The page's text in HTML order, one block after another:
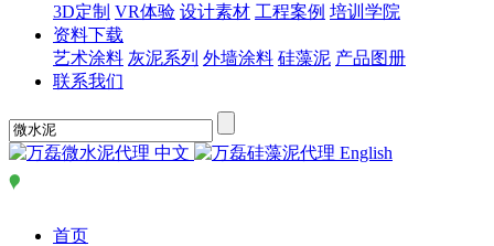
3D定制 VR体验 设计素材 工程案例 培训学院
资料下载
艺术涂料 灰泥系列 外墙涂料 硅藻泥 产品图册
联系我们
中文 English
首页